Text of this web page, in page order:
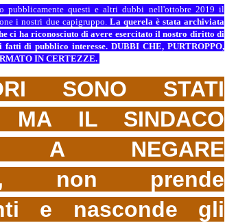
pubblicamente questi e altri dubbi nell'ottobre 2019 il
i nostri due capigruppo. La querela è stata archiviata
ci ha riconosciuto di avere esercitato il nostro diritto di
di pubblico interesse. DUBBI CHE, PURTROPPO,
IN CERTEZZE.
SONO STATI
MA IL SINDACO
A NEGARE
non prende
e nasconde gli